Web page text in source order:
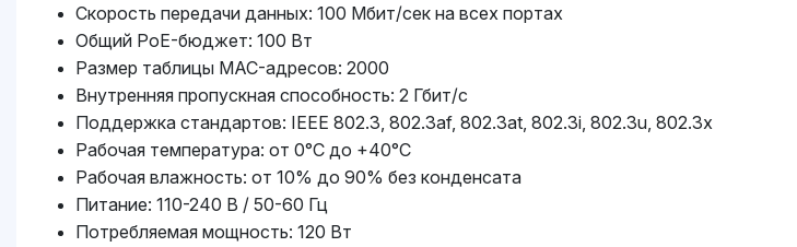
Скорость передачи данных: 100 Мбит/сек на всех портах
Общий PoE-бюджет: 100 Вт
Размер таблицы MAC-адресов: 2000
Внутренняя пропускная способность: 2 Гбит/с
Поддержка стандартов: IEEE 802.3, 802.3af, 802.3at, 802.3i, 802.3u, 802.3x
Рабочая температура: от 0°C до +40°C
Рабочая влажность: от 10% до 90% без конденсата
Питание: 110-240 В / 50-60 Гц
Потребляемая мощность: 120 Вт